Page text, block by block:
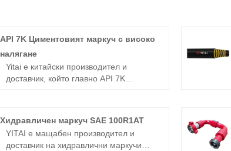
API 7K Циментовият маркуч с високо
налягане
Yitai е китайски производител и
доставчик, който главно API 7K
Хидравличен маркуч SAE 100R1AT
YITAI е мащабен производител и
доставчик на хидравлични маркучи